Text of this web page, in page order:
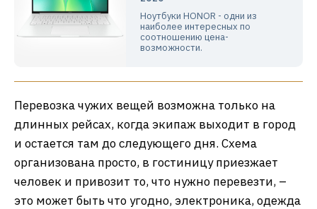
Ноутбуки HONOR - одни из
наиболее интересных по
соотношению цена-
возможности.
Перевозка чужих вещей возможна только на
длинных рейсах, когда экипаж выходит в город
и остается там до следующего дня. Схема
организована просто, в гостиницу приезжает
человек и привозит то, что нужно перевезти, –
это может быть что угодно, электроника, одежда